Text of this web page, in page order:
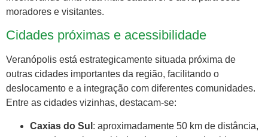
moradores e visitantes.
Cidades próximas e acessibilidade
Veranópolis está estrategicamente situada próxima de
outras cidades importantes da região, facilitando o
deslocamento e a integração com diferentes comunidades.
Entre as cidades vizinhas, destacam-se:
Caxias do Sul : aproximadamente 50 km de distância,